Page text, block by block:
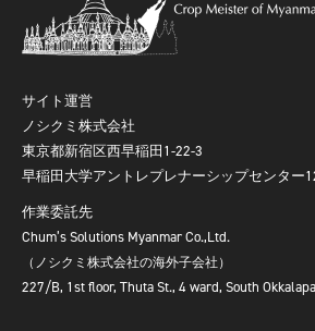
サイト運営
ノシクミ株式会社
東京都新宿区西早稲田1-22-3
早稲田大学アントレプレナーシップセンター
作業委託先
Chum’s Solutions Myanmar Co.,Ltd.
（ノシクミ株式会社の海外子会社）
227/B, 1st floor, Thuta St., 4 ward, South